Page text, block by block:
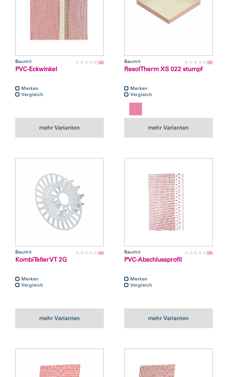
Baumit (0)
PVC-Eckwinkel
Merken
Vergleich
mehr Varianten
Baumit (0)
ResolTherm XS 022 stumpf
Merken
Vergleich
mehr Varianten
Baumit (0)
KombiTeller VT 2G
Merken
Vergleich
mehr Varianten
Baumit (0)
PVC-Abschlussprofil
Merken
Vergleich
mehr Varianten